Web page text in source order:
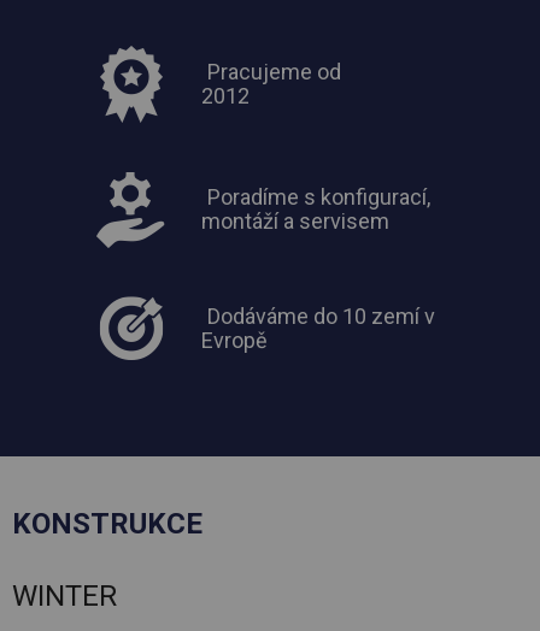
Pracujeme od
2012
Poradíme s konfigurací,
montáží a servisem
Dodáváme do 10 zemí v
Evropě
KONSTRUKCE
WINTER